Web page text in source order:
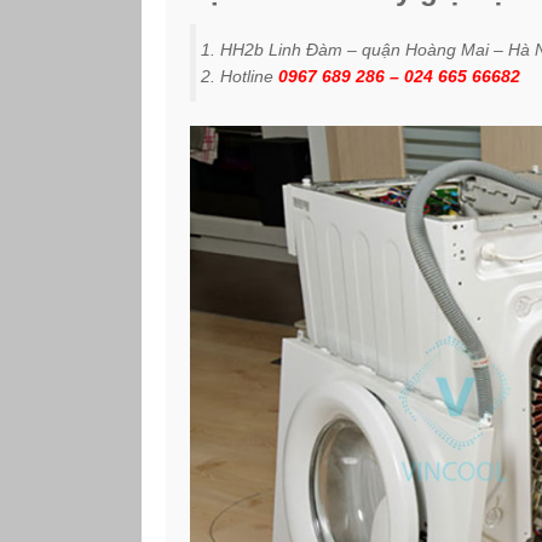
HH2b Linh Đàm – quận Hoàng Mai – Hà
Hotline 0967 689 286 – 024 665 66682